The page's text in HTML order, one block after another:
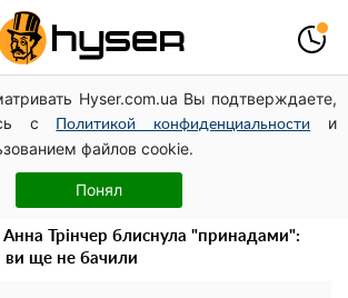
Hyser.com.ua Вы подтверждаете,
с
Политикой конфиденциальности
и
файлов cookie.
Понял
Олександр Конотопський вивів
бюджету через фіктивну фірму в
відео – це далеко не все: фронтмен
Тополя став наступним
Анна Трінчер блиснула "принадами":
ви ще не бачили